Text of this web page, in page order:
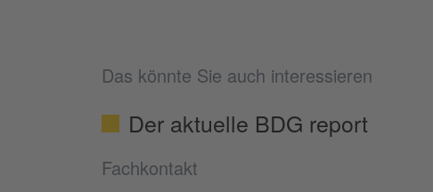
Das könnte Sie auch interessieren
Der aktuelle BDG report
Fachkontakt